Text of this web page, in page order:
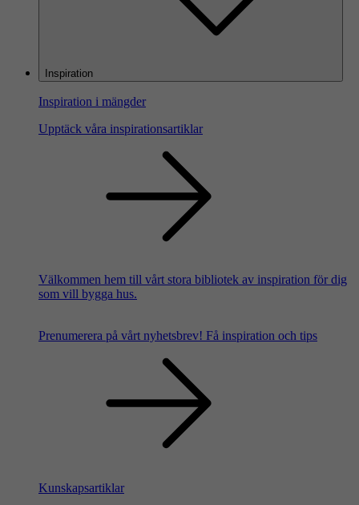
Inspiration
Inspiration i mängder
Upptäck våra inspirationsartiklar
Välkommen hem till vårt stora bibliotek av inspiration för dig
som vill bygga hus.
Prenumerera på vårt nyhetsbrev! Få inspiration och tips
Kunskapsartiklar